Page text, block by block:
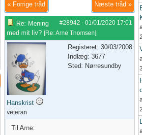
« Forrige tråd Næste tråd »
#28942 - 01/01/2020 17:01
Re: Mening
med mit liv? [Re: Arne Thomsen]
Hanskrist
veteran
Registeret: 30/03/2008
Indlæg: 3677
Sted: Nørresundby
Til Arne: